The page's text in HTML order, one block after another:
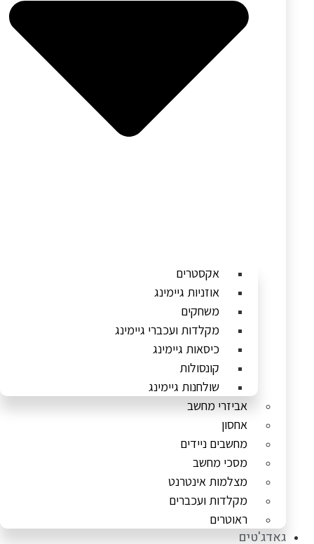
אקסטרים
אוזניות גיימינג
משחקים
מקלדות ועכברי גיימינג
כיסאות גיימינג
קונסולות
שולחנות גיימינג
אביזרי מחשב
אחסון
מחשבים ניידים
מסכי מחשב
מצלמות אינטרנט
מקלדות ועכברים
ראוטרים
גאדג'טים